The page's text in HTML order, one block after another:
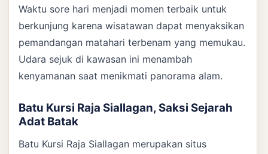
Waktu sore hari menjadi momen terbaik untuk
berkunjung karena wisatawan dapat menyaksikan
pemandangan matahari terbenam yang memukau.
Udara sejuk di kawasan ini menambah
kenyamanan saat menikmati panorama alam.
Batu Kursi Raja Siallagan, Saksi Sejarah
Adat Batak
Batu Kursi Raja Siallagan merupakan situs